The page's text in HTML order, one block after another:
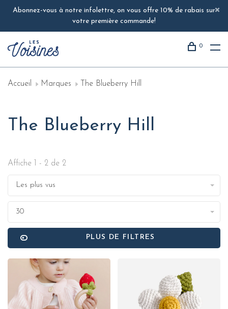
Abonnez-vous à notre infolettre, on vous offre 10% de rabais sur
votre première commande!
0
Accueil Marques The Blueberry Hill
The Blueberry Hill
Affiche 1 - 2 de 2
Les plus vus
30
PLUS DE FILTRES